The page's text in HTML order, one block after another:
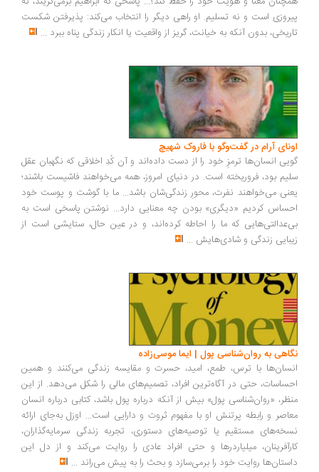
است و نه تسلیم. او راهی دیگر را انتخاب می‌کند: پذیرفتن شکست
بدون آنکه به خیانت، گریز از واقعیت یا انکار زندگی پناه ببرد...
آرام در گفت‌وگو با فاروک شهیچ‭
انسان‌ها ترمزِ خود را از دست داده‌اند و آن کُدِ اخلاقی که نگهبان عقل
بود، فروریخته است. در دنیای امروز، همه می‌خواهند فاشیست باشند؛
می‌خواهند نفرت، محورِ زندگی‌شان باشد... ما با گوشت و پوست خود
کردیم «دیگری» بودن چه معنایی دارد... نوشتن پاسخی است به
که ما را احاطه کرده‌اند، و در عین حال، ستایشی است از
زندگی و شادی‌هایش...
به روان‌شناسی پول | ایما موسی‌زاده
با ترس، طمع، امید، حسرت و مقایسه زندگی می‌کنند و همین
حتی در آگاه‌ترین افراد، تصمیم‌های مالی را شکل می‌دهد. از این
«روان‌شناسی پول» بیش از آنکه درباره پول باشد، کتابی درباره انسان
و رابطه پرتنش او با مفهوم ثروت و دارایی است... اوزل به‌جای ارائه
مستقیم یا توصیه‌های دستوری، تجربه زندگی سرمایه‌گذاران،
میلیاردرها و حتی افراد عادی را روایت می‌کند و از دل این
روایت خود را برمی‌سازد و بحث را به پیش می‌راند...